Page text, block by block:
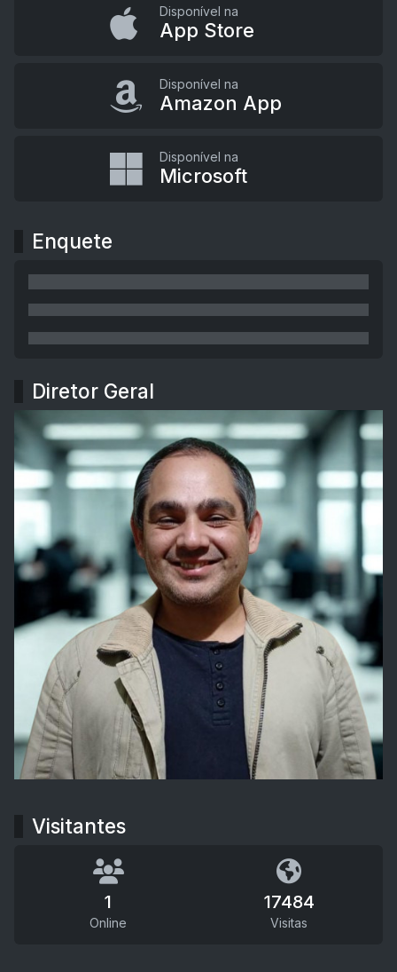
Disponível na
App Store
Disponível na
Amazon App
Disponível na
Microsoft
Enquete
Diretor Geral
Visitantes
1
Online
17484
Visitas